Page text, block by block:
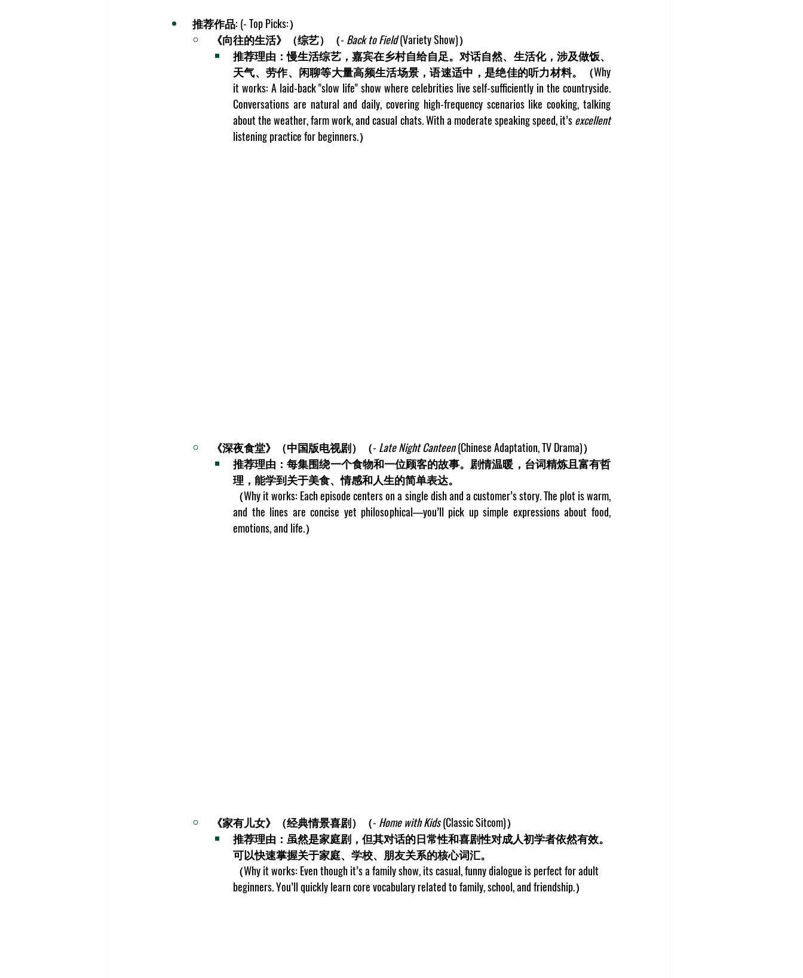
推荐作品: (- Top Picks:）
《向往的生活》（综艺）（- Back to Field (Variety Show)）
推荐理由：慢生活综艺，嘉宾在乡村自给自足。对话自然、生活化，涉及做饭、
天气、劳作、闲聊等大量高频生活场景，语速适中，是绝佳的听力材料。（Why
it works: A laid-back "slow life" show where celebrities live self-sufficiently in the countryside.
Conversations are natural and daily, covering high-frequency scenarios like cooking, talking
about the weather, farm work, and casual chats. With a moderate speaking speed, it’s excellent
listening practice for beginners.）
《深夜食堂》（中国版电视剧）（- Late Night Canteen (Chinese Adaptation, TV Drama)）
推荐理由：每集围绕一个食物和一位顾客的故事。剧情温暖，台词精炼且富有哲
理，能学到关于美食、情感和人生的简单表达。
（Why it works: Each episode centers on a single dish and a customer’s story. The plot is warm,
and the lines are concise yet philosophical—you’ll pick up simple expressions about food,
emotions, and life.）
《家有儿女》（经典情景喜剧）（- Home with Kids (Classic Sitcom)）
推荐理由：虽然是家庭剧，但其对话的日常性和喜剧性对成人初学者依然有效。
可以快速掌握关于家庭、学校、朋友关系的核心词汇。
（Why it works: Even though it’s a family show, its casual, funny dialogue is perfect for adult
beginners. You’ll quickly learn core vocabulary related to family, school, and friendship.）